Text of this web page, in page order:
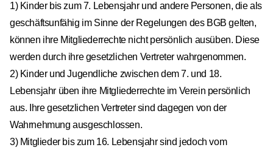
1) Kinder bis zum 7. Lebensjahr und andere Personen, die als
geschäftsunfähig im Sinne der Regelungen des BGB gelten,
können ihre Mitgliederrechte nicht persönlich ausüben. Diese
werden durch ihre gesetzlichen Vertreter wahrgenommen.
2) Kinder und Jugendliche zwischen dem 7. und 18.
Lebensjahr üben ihre Mitgliederrechte im Verein persönlich
aus. Ihre gesetzlichen Vertreter sind dagegen von der
Wahrnehmung ausgeschlossen.
3) Mitglieder bis zum 16. Lebensjahr sind jedoch vom